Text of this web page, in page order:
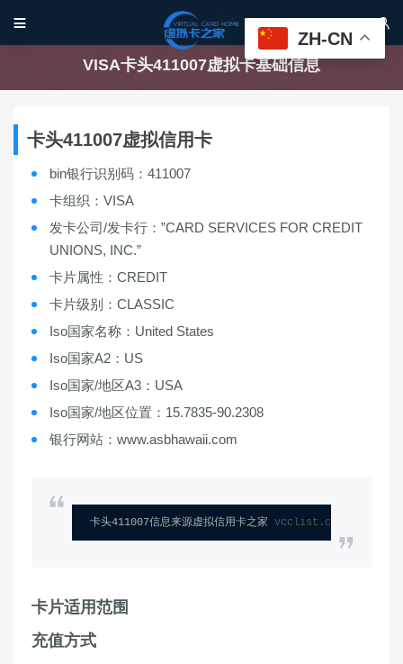
 
VISA卡头411007虚拟卡基础信息
卡头411007虚拟信用卡
bin银行识别码：411007
卡组织：VISA
发卡公司/发卡行：”CARD SERVICES FOR CREDIT
UNIONS, INC.”
卡片属性：CREDIT
卡片级别：CLASSIC
Iso国家名称：United States
Iso国家A2：US
Iso国家/地区A3：USA
Iso国家/地区位置：15.7835-90.2308
银行网站：www.asbhawaii.com
卡头411007信息来源虚拟信用卡之家 vcclist.com
卡片适用范围
充值方式
ZH-CN